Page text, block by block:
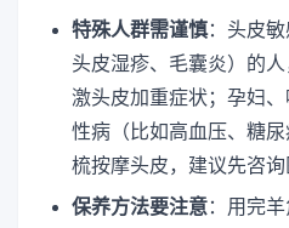
特殊人群需谨慎：头皮
头皮湿疹、毛囊炎）的
激头皮加重症状；孕妇
性病（比如高血压、糖
梳按摩头皮，建议先咨询
保养方法要注意：用完